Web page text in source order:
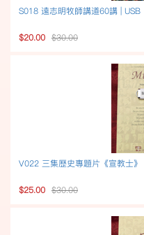
S018 遠志明牧師講道60講 | USB
$20.00 $30.00
V022 三集歷史專題片《宣教士
$25.00 $30.00